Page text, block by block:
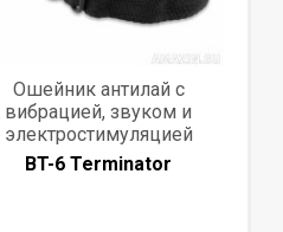
Ошейник антилай с
вибрацией, звуком и
электростимуляцией
BT-6 Terminator